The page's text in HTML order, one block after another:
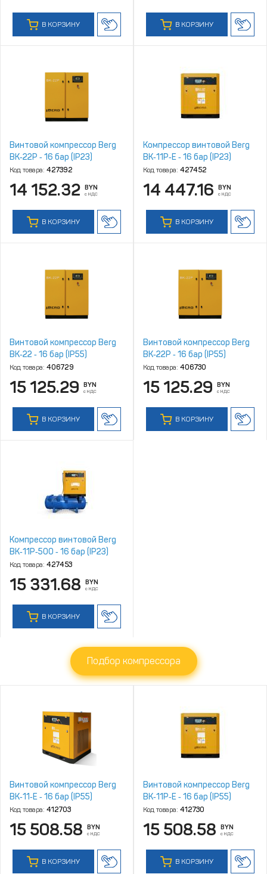
В КОРЗИНУ В КОРЗИНУ
Винтовой компрессор Berg
ВК‑22Р ‑ 16 бар (IP23)
Код товара: 427392
14 152.32 BYN
с НДС
В КОРЗИНУ
Компрессор винтовой Berg
ВК‑11Р‑Е ‑ 16 бар (IP23)
Код товара: 427452
14 447.16 BYN
с НДС
В КОРЗИНУ
Винтовой компрессор Berg
ВК‑22 ‑ 16 бар (IP55)
Код товара: 406729
15 125.29 BYN
с НДС
В КОРЗИНУ
Винтовой компрессор Berg
ВК‑22Р ‑ 16 бар (IP55)
Код товара: 406730
15 125.29 BYN
с НДС
В КОРЗИНУ
Компрессор винтовой Berg
ВК‑11Р‑500 ‑ 16 бар (IP23)
Код товара: 427453
15 331.68 BYN
с НДС
В КОРЗИНУ
Подбор компрессора
Винтовой компрессор Berg
ВК‑11‑Е ‑ 16 бар (IP55)
Код товара: 412703
15 508.58 BYN
с НДС
В КОРЗИНУ
Винтовой компрессор Berg
ВК‑11Р‑Е ‑ 16 бар (IP55)
Код товара: 412730
15 508.58 BYN
с НДС
В КОРЗИНУ